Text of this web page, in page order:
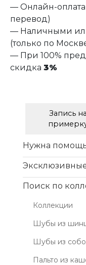
— Онлайн-оплата
перевод)
— Наличными
(только по
— При 100%
скидка 3%
Запись на
Нужна
Контакты
Доставка и
FAQ
Условия
Блог
Уход и чистка
Рестайлинг
Хранение шуб
Пошив
Поиск по
Коллекции
Шубы из
Шубы из
Пальто из